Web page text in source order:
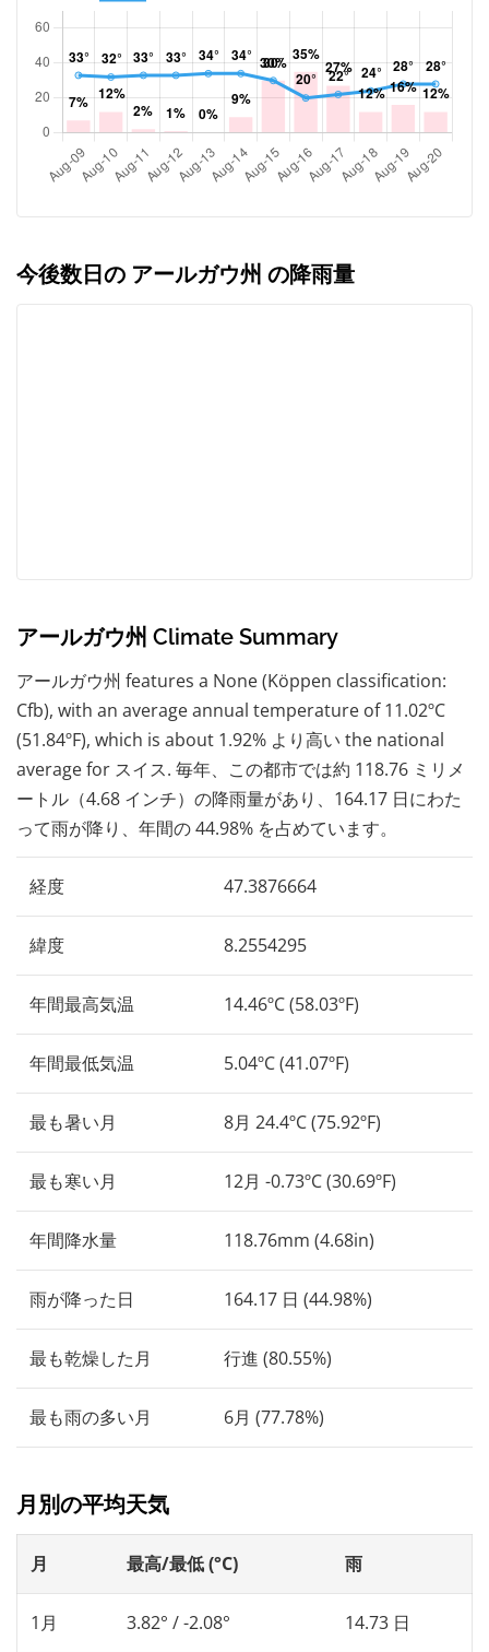
今後数日の アールガウ州 の降雨量
アールガウ州 Climate Summary
アールガウ州 features a None (Köppen classification:
Cfb), with an average annual temperature of 11.02ºC
(51.84ºF), which is about 1.92% より高い the national
average for スイス. 毎年、この都市では約 118.76 ミリメ
ートル（4.68 インチ）の降雨量があり、164.17 日にわた
って雨が降り、年間の 44.98% を占めています。
経度 47.3876664
緯度 8.2554295
年間最高気温 14.46ºC (58.03ºF)
年間最低気温 5.04ºC (41.07ºF)
最も暑い月 8月 24.4ºC (75.92ºF)
最も寒い月 12月 -0.73ºC (30.69ºF)
年間降水量 118.76mm (4.68in)
雨が降った日 164.17 日 (44.98%)
最も乾燥した月 行進 (80.55%)
最も雨の多い月 6月 (77.78%)
月別の平均天気
月 最高/最低 (°C) 雨
1月 3.82° / -2.08° 14.73 日